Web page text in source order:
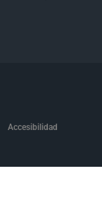
Accesibilidad